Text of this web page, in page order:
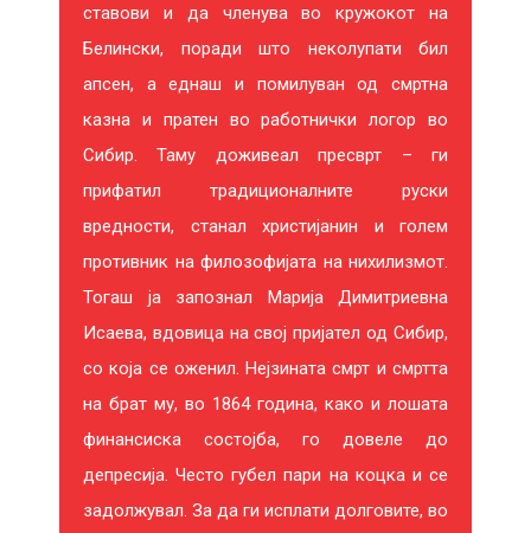
ставови и да членува во кружокот на
Белински, поради што неколупати бил
апсен, а еднаш и помилуван од смртна
казна и пратен во работнички логор во
Сибир. Таму доживеал пресврт – ги
прифатил традиционалните руски
вредности, станал христијанин и голем
противник на филозофијата на нихилизмот.
Тогаш ја запознал Марија Димитриевна
Исаева, вдовица на свој пријател од Сибир,
со која се оженил. Нејзината смрт и смртта
на брат му, во 1864 година, како и лошата
финансиска состојба, го довеле до
депресија. Често губел пари на коцка и се
задолжувал. За да ги исплати долговите, во
ДОДАДИ ВО КОШНИЧКА